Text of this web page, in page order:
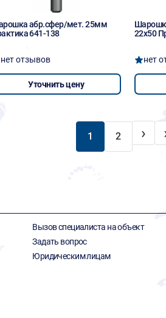
абр.сфер/мет. 25мм
641-138
нет отзывов
Уточнить цену
22х50
нет
1 2 ›
Вызов специалиста на объект
Задать вопрос
Юридическим лицам